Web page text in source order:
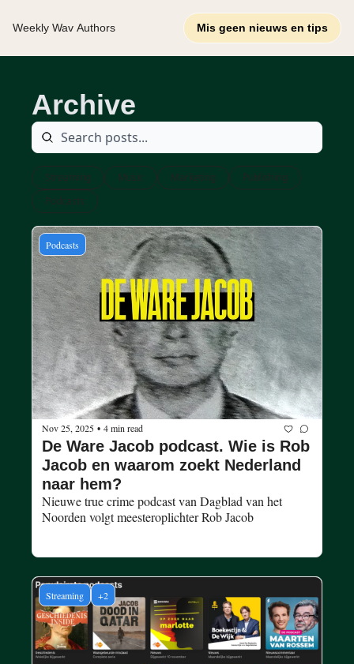
Weekly Wav Authors Mis geen nieuws en tips
Archive
Streaming Music Marketing
Publishing
Podcasts
Podcasts
Nov 25, 2025 • 4 min read
De Ware Jacob podcast. Wie is Rob
Jacob en waarom zoekt Nederland
naar hem?
Nieuwe true crime podcast van Dagblad van het
Noorden volgt meesteroplichter Rob Jacob
Streaming +2